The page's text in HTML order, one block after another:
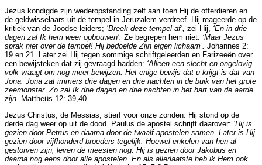
Jezus kondigde zijn wederopstanding zelf aan toen Hij de offerdieren en
de geldwisselaars uit de tempel in Jeruzalem verdreef. Hij reageerde op de
kritiek van de Joodse leiders; ’Breek deze tempel af’, zei Hij, ‘En in drie
dagen zal Ik hem weer opbouwen’. Ze begrepen hem niet. ‘Maar Jezus
sprak niet over de tempel! Hij bedoelde Zijn eigen lichaam’. Johannes 2:
19 en 21. Later zei Hij tegen sommige schriftgeleerden en Farizeeën over
een bewijsteken dat zij gevraagd hadden: ‘Alleen een slecht en ongelovig
volk vraagt om nog meer bewijzen. Het enige bewijs dat u krijgt is dat van
Jona. Jona zat immers drie dagen en drie nachten in de buik van het grote
zeemonster. Zo zal Ik drie dagen en drie nachten in het hart van de aarde
zijn. Mattheüs 12: 39,40
Jezus Christus, de Messias, stierf voor onze zonden. Hij stond op de
derde dag weer op uit de dood. Paulus de apostel schrijft daarover: ‘Hij is
gezien door Petrus en daarna door de twaalf apostelen samen. Later is Hij
gezien door vijfhonderd broeders tegelijk. Hoewel enkelen van hen al
gestorven zijn, leven de meesten nog. Hij is gezien door Jakobus en
daarna nog eens door alle apostelen. En als allerlaatste heb ik Hem ook